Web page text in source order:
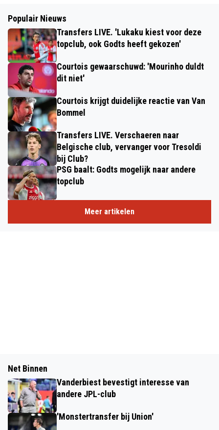
Populair Nieuws
Transfers LIVE. 'Lukaku kiest voor deze
topclub, ook Godts heeft gekozen'
Courtois gewaarschuwd: 'Mourinho duldt
dit niet'
Courtois krijgt duidelijke reactie van Van
Bommel
Transfers LIVE. Verschaeren naar
Belgische club, vervanger voor Tresoldi
bij Club?
PSG baalt: Godts mogelijk naar andere
topclub
Meer artikelen
Net Binnen
Vanderbiest bevestigt interesse van
andere JPL-club
'Monstertransfer bij Union'